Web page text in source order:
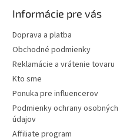
Informácie pre vás
Doprava a platba
Obchodné podmienky
Reklamácie a vrátenie tovaru
Kto sme
Ponuka pre influencerov
Podmienky ochrany osobných
údajov
Affiliate program